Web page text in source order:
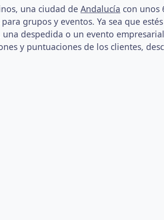
una ciudad de Andalucía con unos
grupos y eventos. Ya sea que
una despedida o un evento
y puntuaciones de los clientes,